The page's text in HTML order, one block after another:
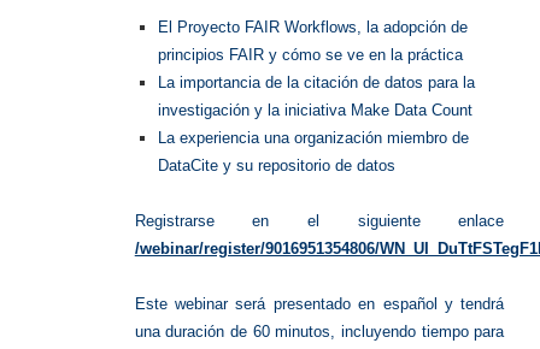
El Proyecto FAIR Workflows, la adopción de
principios FAIR y cómo se ve en la práctica
La importancia de la citación de datos para la
investigación y la iniciativa Make Data Count
La experiencia una organización miembro de
DataCite y su repositorio de datos
Registrarse en el siguiente enlace
/webinar/register/9016951354806/
Este webinar será presentado en español y tendrá
una duración de 60 minutos, incluyendo tiempo para